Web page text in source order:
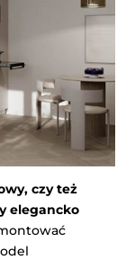
czy też
elegancko